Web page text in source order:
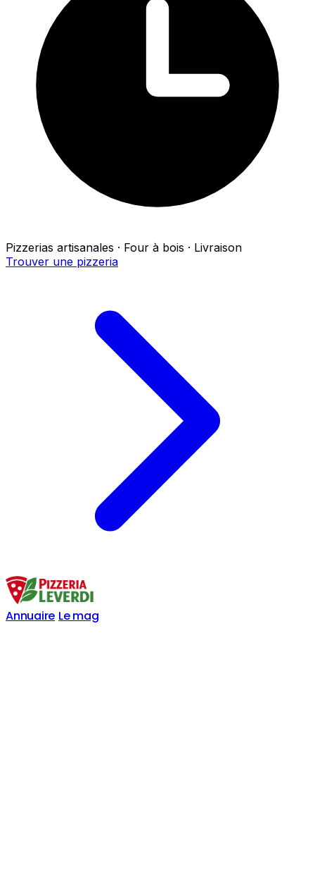
Pizzerias artisanales · Four à bois · Livraison
Trouver une pizzeria
Annuaire Le mag